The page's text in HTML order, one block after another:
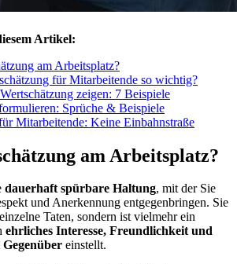
Artikel:
am Arbeitsplatz?
für Mitarbeitende so wichtig?
zeigen: 7 Beispiele
Sprüche & Beispiele
Mitarbeitende: Keine Einbahnstraße
am Arbeitsplatz?
dauerhaft spürbare Haltung, mit der Sie
und Anerkennung entgegenbringen. Sie
Taten, sondern ist vielmehr ein
ehrliches Interesse, Freundlichkeit und
einstellt.